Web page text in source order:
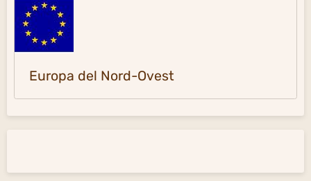
Europa del Nord-Ovest